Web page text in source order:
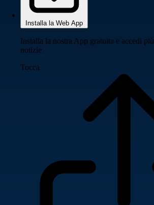
Installa la Web App
Installa la nostra App gratuita e accedi
notizie
Tocca